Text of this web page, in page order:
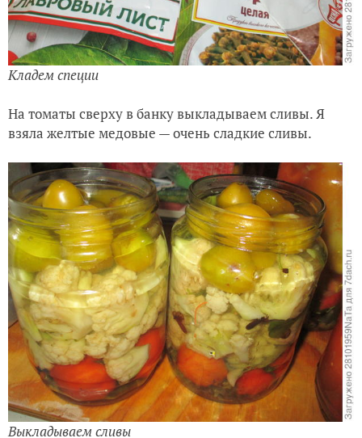
Кладем специи
На томаты сверху в банку выкладываем сливы. Я
взяла желтые медовые — очень сладкие сливы.
Выкладываем сливы